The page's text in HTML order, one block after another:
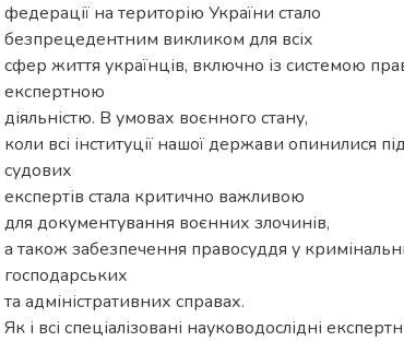
федерації на територію України стало
безпрецедентним викликом для всіх
сфер життя українців, включно із системою
експертною
діяльністю. В умовах воєнного стану,
коли всі інституції нашої держави опинилися
судових
експертів стала критично важливою
для документування воєнних злочинів,
а також забезпечення правосуддя у
господарських
та адміністративних справах.
Як і всі спеціалізовані науководослідні